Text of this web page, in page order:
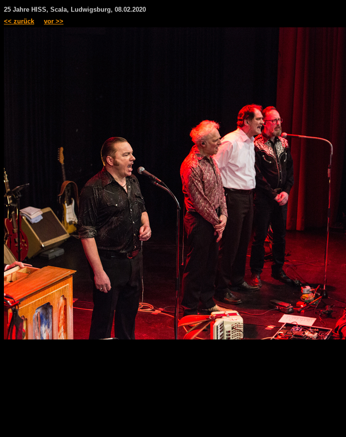
25 Jahre HISS, Scala, Ludwigsburg, 08.02.2020
<< zurück
vor >>